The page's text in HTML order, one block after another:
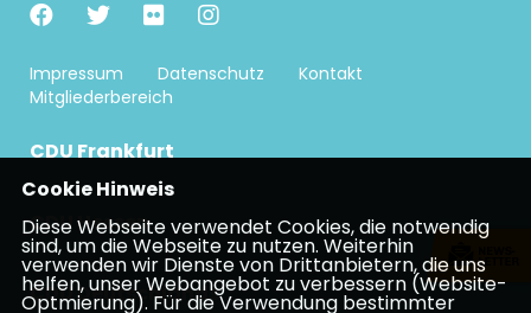
Impressum Datenschutz
Kontakt
Mitgliederbereich
CDU Frankfurt
CDU Hessen
CDU Deutschlands
Cookie Hinweis
Diese Webseite verwendet Cookies, die notwendig
sind, um die Webseite zu nutzen. Weiterhin
verwenden wir Dienste von Drittanbietern, die uns
helfen, unser Webangebot zu verbessern (Website-
Optmierung). Für die Verwendung bestimmter